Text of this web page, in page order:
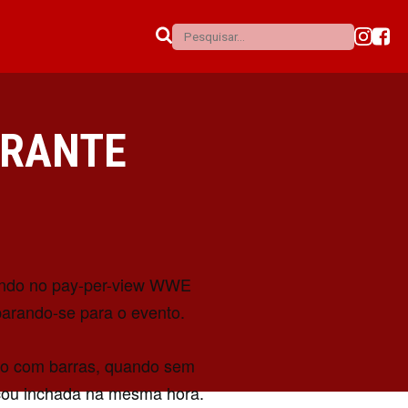
no pay-per-view WWE
se para o evento.
com barras, quando sem
inchada na mesma hora.